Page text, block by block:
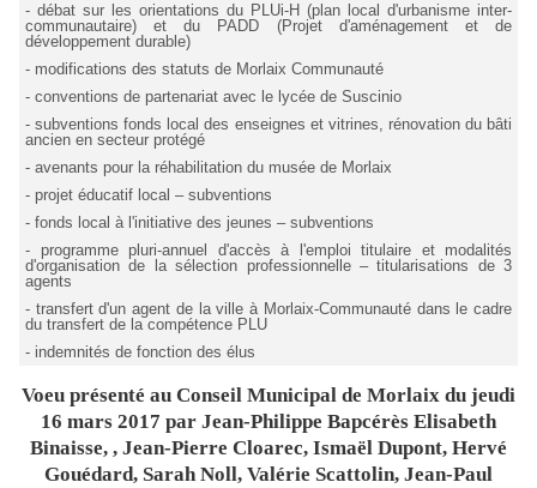
- débat sur les orientations du PLUi-H (plan local d'urbanisme inter-
communautaire) et du PADD (Projet d'aménagement et de
développement durable)
- modifications des statuts de Morlaix Communauté
- conventions de partenariat avec le lycée de Suscinio
- subventions fonds local des enseignes et vitrines, rénovation du bâti
ancien en secteur protégé
- avenants pour la réhabilitation du musée de Morlaix
- projet éducatif local – subventions
- fonds local à l'initiative des jeunes – subventions
- programme pluri-annuel d'accès à l'emploi titulaire et modalités
d'organisation de la sélection professionnelle – titularisations de 3
agents
- transfert d'un agent de la ville à Morlaix-Communauté dans le cadre
du transfert de la compétence PLU
- indemnités de fonction des élus
Voeu présenté au Conseil Municipal de Morlaix du jeudi
16 mars 2017 par Jean-Philippe Bapcérès Elisabeth
Binaisse, , Jean-Pierre Cloarec, Ismaël Dupont, Hervé
Gouédard, Sarah Noll, Valérie Scattolin, Jean-Paul